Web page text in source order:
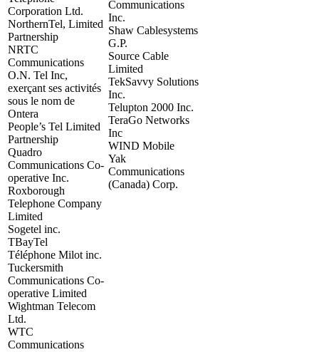
Corporation Ltd.
NorthernTel, Limited
Partnership
NRTC
Communications
O.N. Tel Inc,
exerçant ses activités
sous le nom de
Ontera
People’s Tel Limited
Partnership
Quadro
Communications Co-
operative Inc.
Roxborough
Telephone Company
Limited
Sogetel inc.
TBayTel
Téléphone Milot inc.
Tuckersmith
Communications Co-
operative Limited
Wightman Telecom
Ltd.
WTC
Communications
Communications
Inc.
Shaw Cablesystems
G.P.
Source Cable
Limited
TekSavvy Solutions
Inc.
Telupton 2000 Inc.
TeraGo Networks
Inc
WIND Mobile
Yak
Communications
(Canada) Corp.